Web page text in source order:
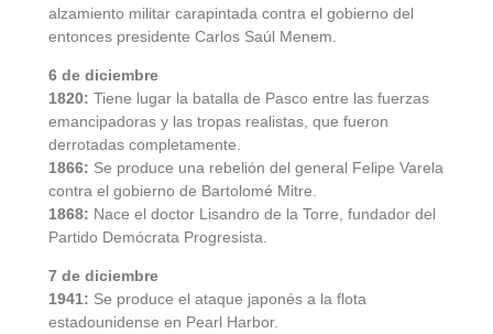
alzamiento militar carapintada contra el gobierno del
entonces presidente Carlos Saúl Menem.
6 de diciembre
1820: Tiene lugar la batalla de Pasco entre las fuerzas
emancipadoras y las tropas realistas, que fueron
derrotadas completamente.
1866: Se produce una rebelión del general Felipe Varela
contra el gobierno de Bartolomé Mitre.
1868: Nace el doctor Lisandro de la Torre, fundador del
Partido Demócrata Progresista.
7 de diciembre
1941: Se produce el ataque japonés a la flota
estadounidense en Pearl Harbor.